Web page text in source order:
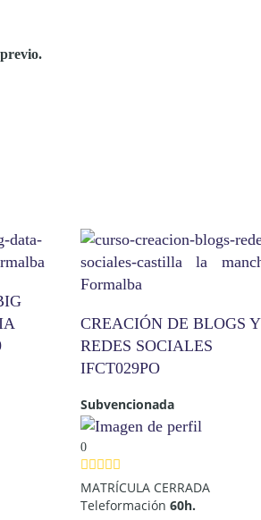
CREACIÓN DE BLOGS Y
REDES SOCIALES
IFCT029PO
Subvencionada
0
MATRÍCULA CERRADA
Teleformación 60h.